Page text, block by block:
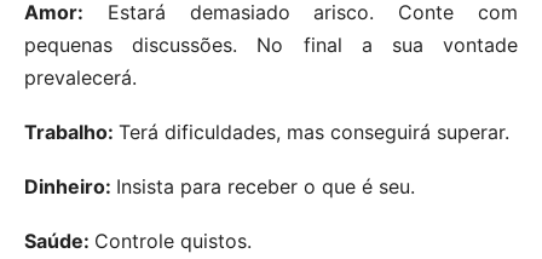
Amor: Estará demasiado arisco. Conte com
pequenas discussões. No final a sua vontade
prevalecerá.
Trabalho: Terá dificuldades, mas conseguirá superar.
Dinheiro: Insista para receber o que é seu.
Saúde: Controle quistos.